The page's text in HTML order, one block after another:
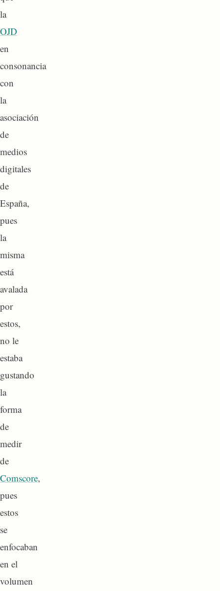
la
OJD
en
consonancia
con
la
asociación
de
medios
digitales
de
España,
pues
la
misma
está
avalada
por
estos,
no le
estaba
gustando
la
forma
de
medir
de
Comscore,
pues
estos
se
enfocaban
en el
volumen